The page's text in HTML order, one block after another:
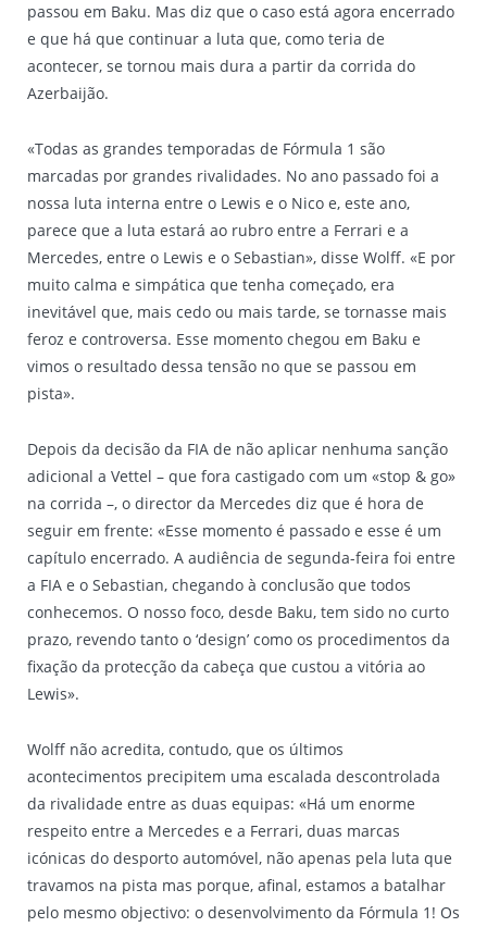
passou em Baku. Mas diz que o caso está agora encerrado
e que há que continuar a luta que, como teria de
acontecer, se tornou mais dura a partir da corrida do
Azerbaijão.
«Todas as grandes temporadas de Fórmula 1 são
marcadas por grandes rivalidades. No ano passado foi a
nossa luta interna entre o Lewis e o Nico e, este ano,
parece que a luta estará ao rubro entre a Ferrari e a
Mercedes, entre o Lewis e o Sebastian», disse Wolff. «E por
muito calma e simpática que tenha começado, era
inevitável que, mais cedo ou mais tarde, se tornasse mais
feroz e controversa. Esse momento chegou em Baku e
vimos o resultado dessa tensão no que se passou em
pista».
Depois da decisão da FIA de não aplicar nenhuma sanção
adicional a Vettel – que fora castigado com um «stop & go»
na corrida –, o director da Mercedes diz que é hora de
seguir em frente: «Esse momento é passado e esse é um
capítulo encerrado. A audiência de segunda-feira foi entre
a FIA e o Sebastian, chegando à conclusão que todos
conhecemos. O nosso foco, desde Baku, tem sido no curto
prazo, revendo tanto o ‘design’ como os procedimentos da
fixação da protecção da cabeça que custou a vitória ao
Lewis».
Wolff não acredita, contudo, que os últimos
acontecimentos precipitem uma escalada descontrolada
da rivalidade entre as duas equipas: «Há um enorme
respeito entre a Mercedes e a Ferrari, duas marcas
icónicas do desporto automóvel, não apenas pela luta que
travamos na pista mas porque, afinal, estamos a batalhar
pelo mesmo objectivo: o desenvolvimento da Fórmula 1! Os